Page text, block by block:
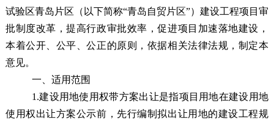
试验区青岛片区（以下简称“青岛自贸片区”）建设工程项目审
批制度改革，提高行政审批效率，促进项目加速落地建设，
本着公开、公平、公正的原则，依据相关法律法规，制定本
意见。
一、适用范围
1.建设用地使用权带方案出让是指项目用地在建设用地
使用权出让方案公示前，先行编制拟出让用地的建设工程规